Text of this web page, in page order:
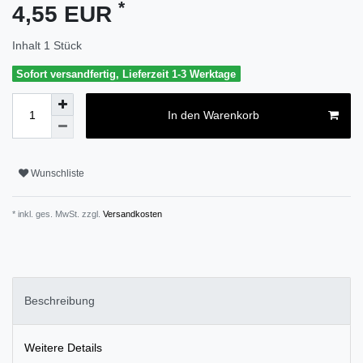
4,55 EUR *
Inhalt 1 Stück
Sofort versandfertig, Lieferzeit 1-3 Werktage
In den Warenkorb
Wunschliste
* inkl. ges. MwSt. zzgl. Versandkosten
Beschreibung
Weitere Details